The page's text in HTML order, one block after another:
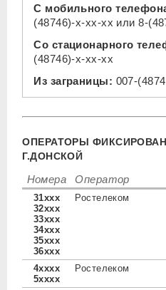
С мобильного
(48746)-x-xx-xx или8-
Со стационарного
(48746)-x-xx-xx
Из заграницы: 007-
ОПЕРАТОРЫ
Г.ДОНСКОЙ
Номера Оператор
31xxx
32xxx
33xxx
34xxx
35xxx
36xxx
Ростелеком
4xxxx
5xxxx
Ростелеком